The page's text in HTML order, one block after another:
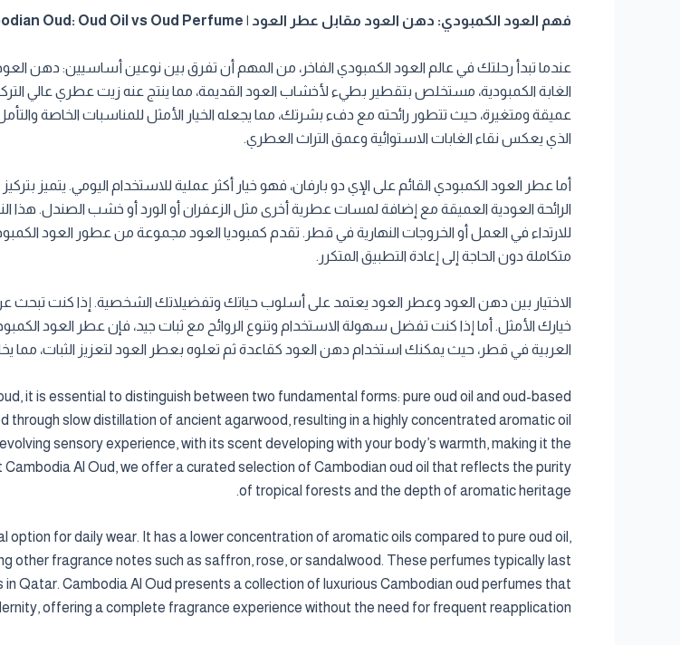
فهم العود الكمبودي: دهن العود مقابل عطر العود | Understanding Cambodian Oud: Oud Oil vs Oud Perfume
عندما تبدأ رحلتك في عالم العود الكمبودي الفاخر، من المهم أن تفرق بين نوعين أساسيين: دهن
الغابة الكمبودية، مستخلص بتقطير بطيء لأخشاب العود القديمة، مما ينتج عنه زيت عطري عالي
عميقة ومتغيرة، حيث تتطور رائحته مع دفء بشرتك، مما يجعله الخيار الأمثل للمناسبات الخاصة
الذي يعكس نقاء الغابات الاستوائية وعمق التراث العطري.
أما عطر العود الكمبودي القائم على الإي دو بارفان، فهو خيار أكثر عملية للاستخدام اليومي. يتميز
للارتداء في العمل أو الخروجات النهارية في قطر. تقدم كمبوديا العود مجموعة من عطور العود
متكاملة دون الحاجة إلى إعادة التطبيق المتكرر.
الاختيار بين دهن العود وعطر العود يعتمد على أسلوب حياتك وتفضيلاتك الشخصية. إذا كنت تبحث
خيارك الأمثل. أما إذا كنت تفضل سهولة الاستخدام وتنوع الروائح مع ثبات جيد، فإن عطر العود
العربية في قطر، حيث يمكنك استخدام دهن العود كقاعدة ثم تعلوه بعطر العود لتعزيز الثبات،
it is essential to distinguish between two fundamental forms: pure oud oil and oud-based
slow distillation of ancient agarwood, resulting in a highly concentrated aromatic oil
sensory experience, with its scent developing with your body’s warmth, making it the
Al Oud, we offer a curated selection of Cambodian oud oil that reflects the purity
of tropical forests and the depth of aromatic heritage.
option for daily wear. It has a lower concentration of aromatic oils compared to pure oud oil,
other fragrance notes such as saffron, rose, or sandalwood. These perfumes typically last
Qatar. Cambodia Al Oud presents a collection of luxurious Cambodian oud perfumes that
offering a complete fragrance experience without the need for frequent reapplication.